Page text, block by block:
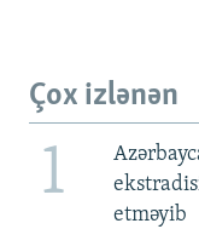
Çox izlənən
1
etməyib